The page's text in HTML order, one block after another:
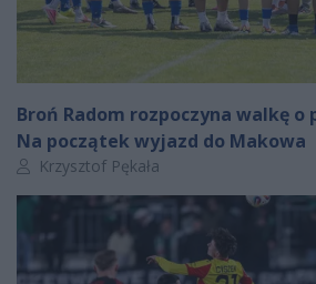
Broń Radom rozpoczyna walkę
Na początek wyjazd do Makowa
Autor artykułu:
Krzysztof Pękała